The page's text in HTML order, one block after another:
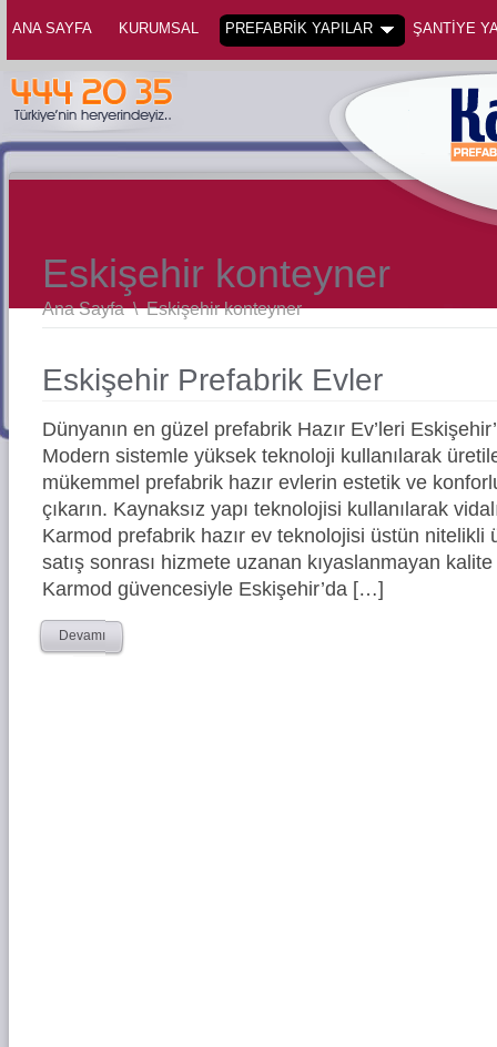
ANA SAYFA KURUMSAL PREFABRİK YAPILAR ŞANTİYE
Eskişehir konteyner
Ana Sayfa \Eskişehir konteyner
Eskişehir Prefabrik Evler
Dünyanın en güzel prefabrik Hazır Ev’leri
Modern sistemle yüksek teknoloji kullanılarak
mükemmel prefabrik hazır evlerin estetik ve
çıkarın. Kaynaksız yapı teknolojisi kullanılarak
Karmod prefabrik hazır ev teknolojisi üstün nitelikli
satış sonrası hizmete uzanan kıyaslanmayan kalite
Karmod güvencesiyle Eskişehir’da […]
Devamı